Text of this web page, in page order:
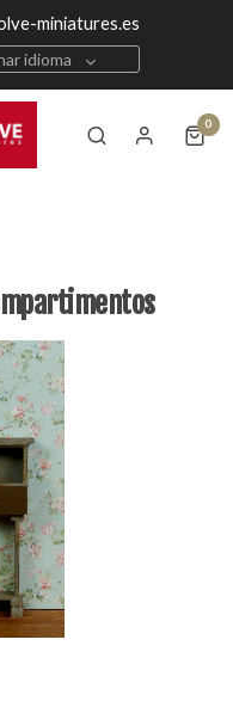
miniatures.es
idioma
0